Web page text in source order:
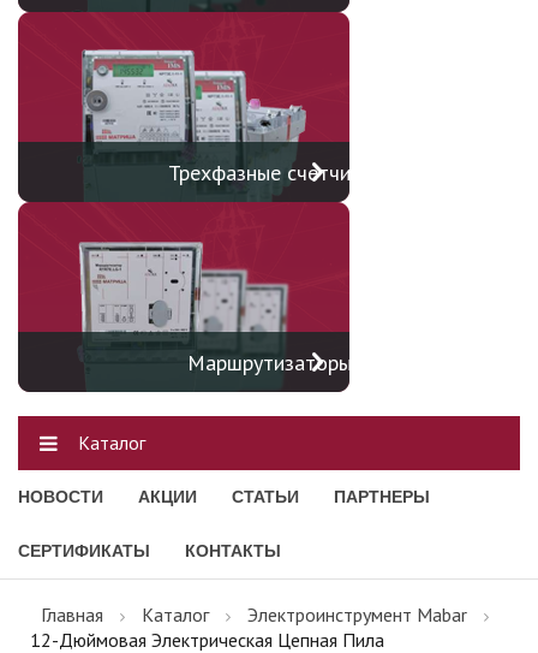
Трехфазные счетчики
Маршрутизаторы
Каталог
НОВОСТИ АКЦИИ СТАТЬИ ПАРТНЕРЫ
СЕРТИФИКАТЫ КОНТАКТЫ
Главная Каталог
Электроинструмент Mabar
12-Дюймовая Электрическая Цепная Пила